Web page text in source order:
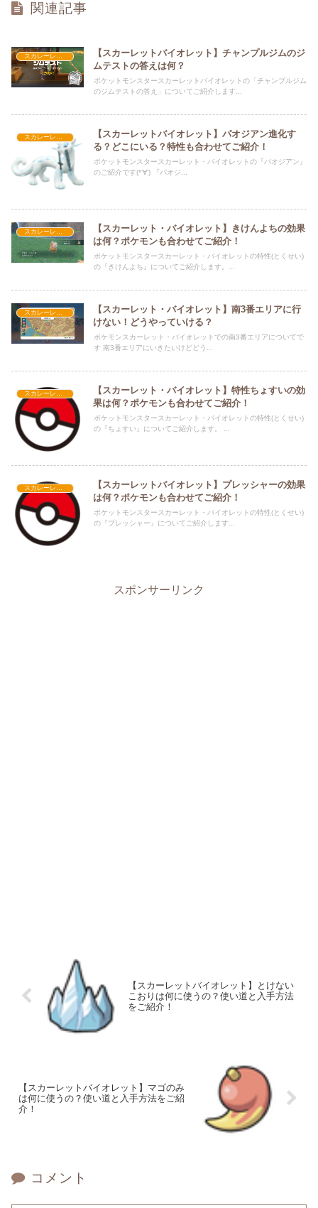
関連記事
スカレーレット・バイオレット攻略
【スカーレットバイオレット】チャンプルジムのジ
ムテストの答えは何？
ポケットモンスタースカーレットバイオレットの「チャンプルジム
のジムテストの答え」についてご紹介します...
【スカーレットバイオレット】パオジアン進化す
る？どこにいる？特性も合わせてご紹介！
ポケットモンスタースカーレット・バイオレットの『パオジアン』
のご紹介です(*‘∀‘) 『パオジ...
スカレーレット・バイオレット攻略
【スカーレット・バイオレット】きけんよちの効果
は何？ポケモンも合わせてご紹介！
ポケットモンスタースカーレット・バイオレットの特性(とくせい)
の『きけんよち』についてご紹介します。...
【スカーレット・バイオレット】南3番エリアに行
けない！どうやっていける？
ポケモンスカーレット・バイオレットでの南3番エリアについてで
す 南3番エリアにいきたいけどどう...
【スカーレット・バイオレット】特性ちょすいの効
果は何？ポケモンも合わせてご紹介！
ポケットモンスタースカーレット・バイオレットの特性(とくせい)
の『ちょすい』についてご紹介します。 ...
【スカーレットバイオレット】プレッシャーの効果
は何？ポケモンも合わせてご紹介！
ポケットモンスタースカーレット・バイオレットの特性(とくせい)
の『プレッシャー』についてご紹介します...
スポンサーリンク
【スカーレットバイオレット】とけない
こおりは何に使うの？使い道と入手方法
をご紹介！
【スカーレットバイオレット】マゴのみ
は何に使うの？使い道と入手方法をご紹
介！
コメント